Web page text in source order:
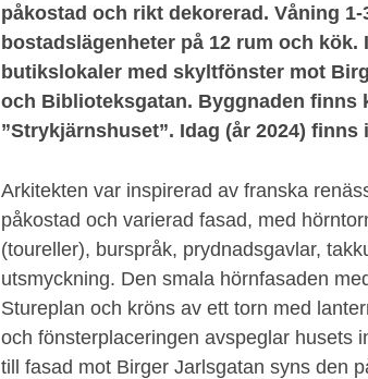
påkostad och rikt dekorerad. Våning
bostadslägenheter på 12 rum och
butikslokaler med skyltfönster mot
och Biblioteksgatan. Byggnaden finns
”Strykjärnshuset”. Idag (år 2024)
Arkitekten var inspirerad av franska
påkostad och varierad fasad, med
(toureller), burspråk, prydnadsgavlar,
utsmyckning. Den smala hörnfasaden
Stureplan och kröns av ett torn med
och fönsterplaceringen avspeglar husets
till fasad mot Birger Jarlsgatan syns den